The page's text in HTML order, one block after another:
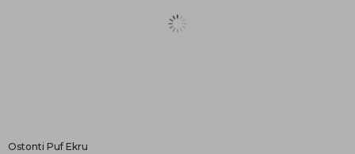
Ostonti Puf Ekru